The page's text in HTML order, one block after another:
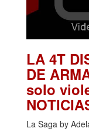
LA 4T
DE
solo
La Saga by